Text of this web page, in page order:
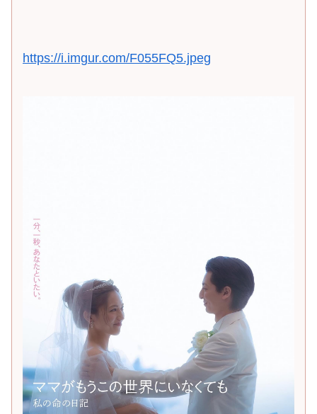
https://i.imgur.com/F055FQ5.jpeg